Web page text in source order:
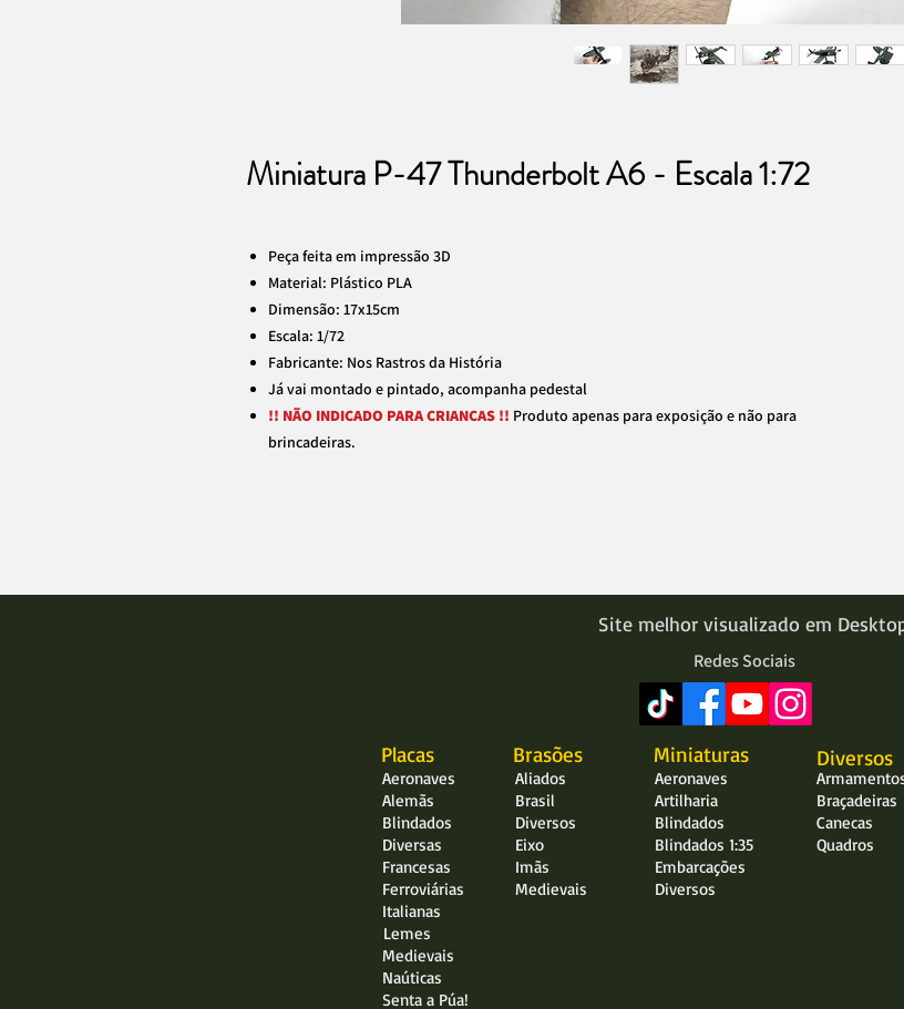
Miniatura P-47 Thunderbolt A6 - Escala 1:72
Peça feita em impressão 3D
Material: Plástico PLA
Dimensão: 17x15cm
Escala: 1/72
Fabricante: Nos Rastros da História
Já vai montado e pintado, acompanha pedestal
!! NÃO INDICADO PARA CRIANÇAS !! Produto apenas para exposição e não para
brincadeiras.
Site melhor visualizado em
Redes Sociais
Placas Brasões Miniaturas Diversos
Aliados
Brasil
Diversos
Eixo
Imãs
Medievais
Aeronaves
Artilharia
Blindados
Blindados 1:35
Embarcações
Diversos
Aeronaves
Alemãs
Blindados
Diversas
Francesas
Ferroviárias
Italianas
Braçadeiras
Canecas
Quadros
Medievais
Naúticas
Senta a Púa!
Lemes